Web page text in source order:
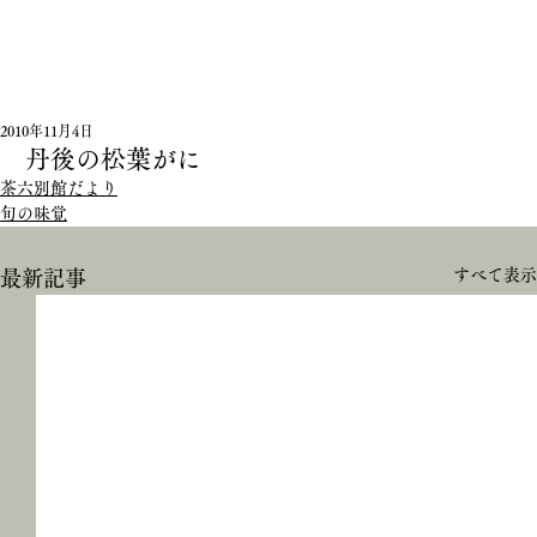
丹後の松葉がに
2010年11月4日
茶六別館だより
旬の味覚
最新記事 すべて表示